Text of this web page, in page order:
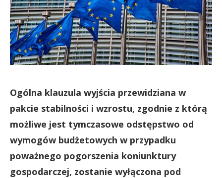
Ogólna klauzula wyjścia przewidziana w
pakcie stabilności i wzrostu, zgodnie z którą
możliwe jest tymczasowe odstępstwo od
wymogów budżetowych w przypadku
poważnego pogorszenia koniunktury
gospodarczej, zostanie wyłączona pod